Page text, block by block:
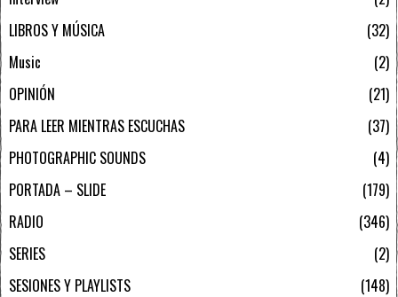
LIBROS Y MÚSICA
32
Music
2
OPINIÓN
21
PARA LEER MIENTRAS ESCUCHAS
37
PHOTOGRAPHIC SOUNDS
4
PORTADA – SLIDE
179
RADIO
346
SERIES
2
SESIONES Y PLAYLISTS
148